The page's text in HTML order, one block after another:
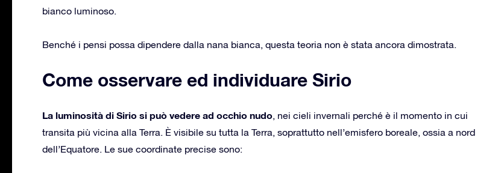
bianco luminoso.
Benché i pensi possa dipendere dalla nana bianca, questa teoria non è stata ancora dimostrata.
Come osservare ed individuare Sirio
La luminosità di Sirio si può vedere ad occhio nudo, nei cieli invernali perché è il momento in cui
transita più vicina alla Terra. È visibile su tutta la Terra, soprattutto nell’emisfero boreale, ossia a nord
dell’Equatore. Le sue coordinate precise sono: